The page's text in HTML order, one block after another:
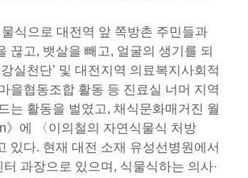
식으로 대전역 앞 쪽방촌 주민들과
끊고, 뱃살을 빼고, 얼굴의 생기를 되
실천단’ 및 대전지역 의료복지사회적
을협동조합 활동 등 진료실 너머 지역
는 활동을 벌였고, 채식문화매거진 월
》에 〈이의철의 자연식물식 처방
있다. 현재 대전 소재 유성선병원에서
과장으로 있으며, 식물식하는 의사·